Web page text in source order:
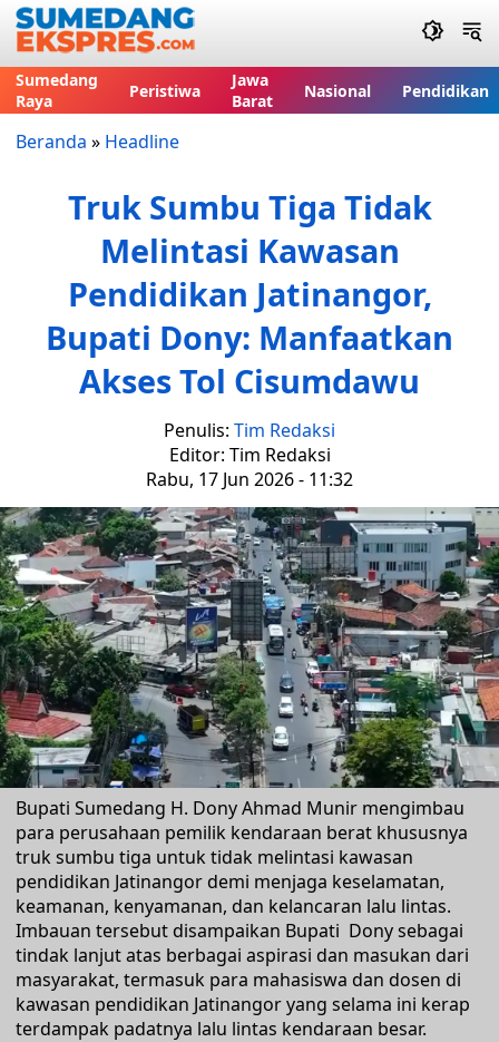
Sumedang
Raya
Peristiwa
Jawa
Barat
Nasional Pendidikan
Beranda » Headline
Truk Sumbu Tiga Tidak
Melintasi Kawasan
Pendidikan Jatinangor,
Bupati Dony: Manfaatkan
Akses Tol Cisumdawu
Penulis: Tim Redaksi
Editor: Tim Redaksi
Rabu, 17 Jun 2026 - 11:32
Bupati Sumedang H. Dony Ahmad Munir mengimbau
para perusahaan pemilik kendaraan berat khususnya
truk sumbu tiga untuk tidak melintasi kawasan
pendidikan Jatinangor demi menjaga keselamatan,
keamanan, kenyamanan, dan kelancaran lalu lintas.
Imbauan tersebut disampaikan Bupati Dony sebagai
tindak lanjut atas berbagai aspirasi dan masukan dari
masyarakat, termasuk para mahasiswa dan dosen di
kawasan pendidikan Jatinangor yang selama ini kerap
terdampak padatnya lalu lintas kendaraan besar.